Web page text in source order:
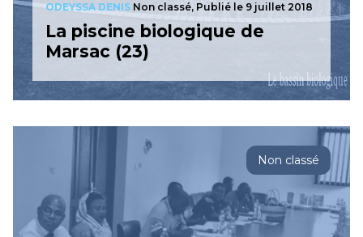
ODEYSSA DENIS Non classé, Publié le 9 juillet 2018
La piscine biologique de
Marsac (23)
Non classé